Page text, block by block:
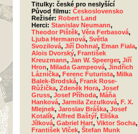
Titulky: české pro neslyšící
Původ filmu: Československo
Režisér: Robert Land
Herci: Stanislav Neumann,
Theodor Pištěk, Věra Ferbasová,
Ljuba Hermanová, Světla
Svozilová, Jiří Dohnal, Eman Fiala,
Alois Dvorský, František
Kreuzmann, Jan W. Speerger, Jiří
Hron, Milada Gampeová, Jindřich
Láznička, Ferenc Futurista, Milka
Balek-Brodská, Frank Rose-
Růžička, Zdeněk Hora, Josef
Gruss, Josef Příhoda, Máňa
Hanková, Jarmila Zezulková, F. X.
Mlejnek, Jaroslav Bráška, Josef
Kotalík, Alfred Baštýř, Eliška
Jílková, Gabriel Hart, Viktor Socha,
František Vlček, Štefan Munk